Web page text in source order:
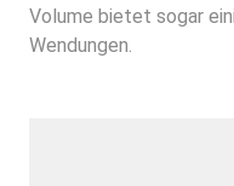
Volume bietet sogar
Wendungen.